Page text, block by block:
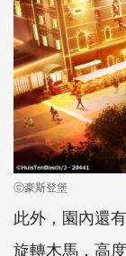
ⓒ豪斯登堡
此外，園內還
旋轉木馬，高